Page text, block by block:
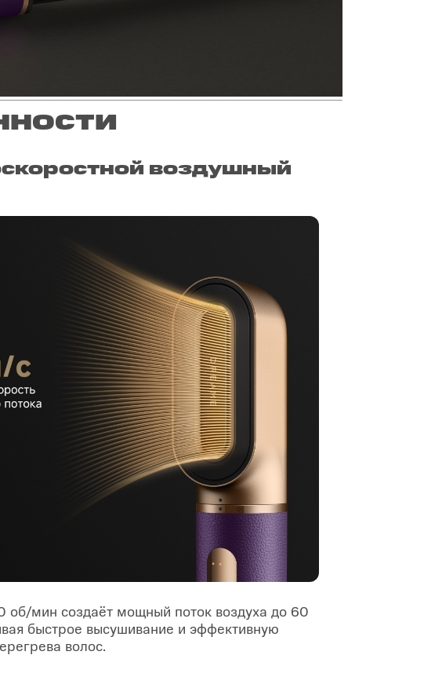
воздушный
об/мин создаёт мощный поток воздуха до 60
быстрое высушивание и эффективную
волос.